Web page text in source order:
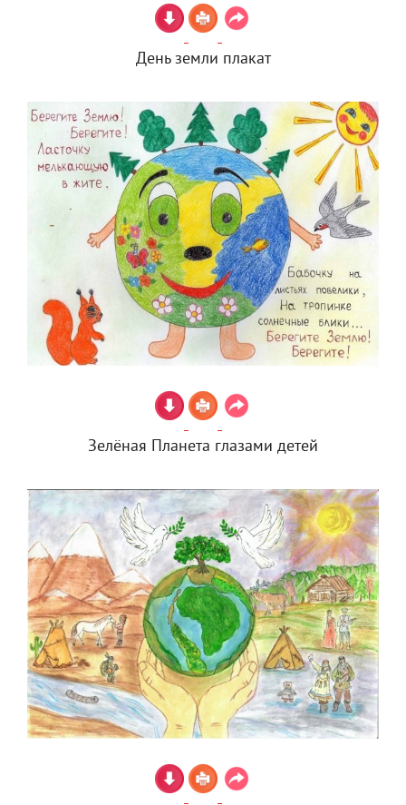
День земли плакат
Зелёная Планета глазами детей